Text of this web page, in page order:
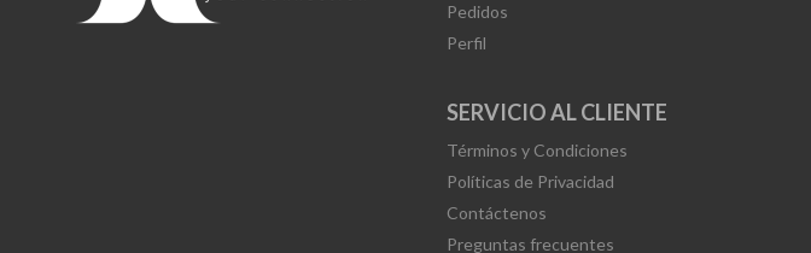
Pedidos
Perfil
SERVICIO AL CLIENTE
Términos y Condiciones
Políticas de Privacidad
Contáctenos
Preguntas frecuentes